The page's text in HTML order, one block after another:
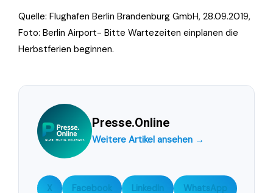
Quelle: Flughafen Berlin Brandenburg GmbH, 28.09.2019,
Foto: Berlin Airport- Bitte Wartezeiten einplanen die
Herbstferien beginnen.
Presse.Online
Weitere Artikel ansehen →
X Facebook LinkedIn WhatsApp